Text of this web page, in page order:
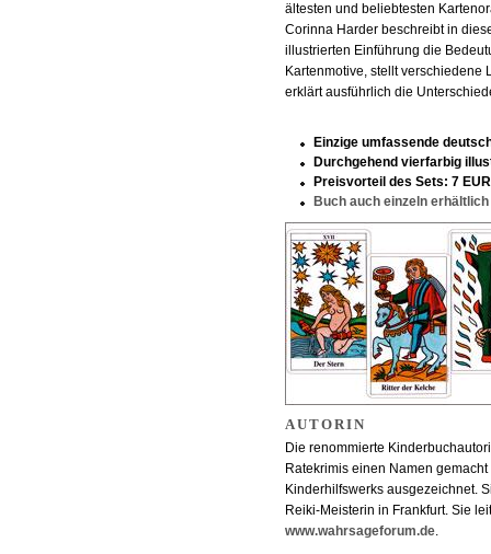
ältesten und beliebtesten
Corinna Harder beschreibt in
illustrierten Einführung die
Kartenmotive, stellt verschiedene
erklärt ausführlich die
Einzige umfassende
Durchgehend vierfarbig
Preisvorteil des Sets: 7 EUR
Buch auch einzeln erhältlich
AUTORIN
Die renommierte
Ratekrimis einen Namen
Kinderhilfswerks ausgezeichnet.
Reiki-Meisterin in Frankfurt. Sie
www.wahrsageforum.de.